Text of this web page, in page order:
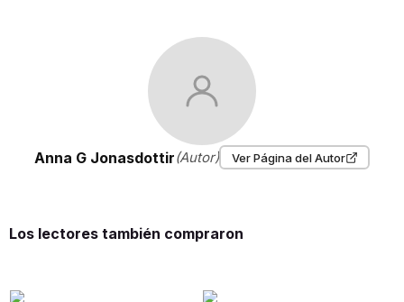
Anna G Jonasdottir(Autor) Ver Página del Autor
Los lectores también compraron